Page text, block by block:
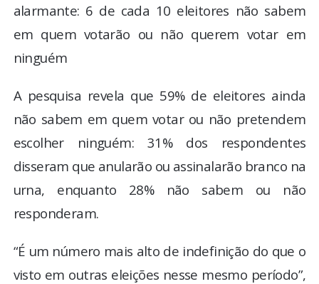
ENQUETE
TV LPB
FOTOS
COLUNISTAS
alarmante: 6 de cada 10 eleitores não sabem
em quem votarão ou não querem votar em
ninguém
A pesquisa revela que 59% de eleitores ainda
não sabem em quem votar ou não pretendem
escolher ninguém: 31% dos respondentes
disseram que anularão ou assinalarão branco na
urna, enquanto 28% não sabem ou não
responderam.
“É um número mais alto de indefinição do que o
visto em outras eleições nesse mesmo período”,